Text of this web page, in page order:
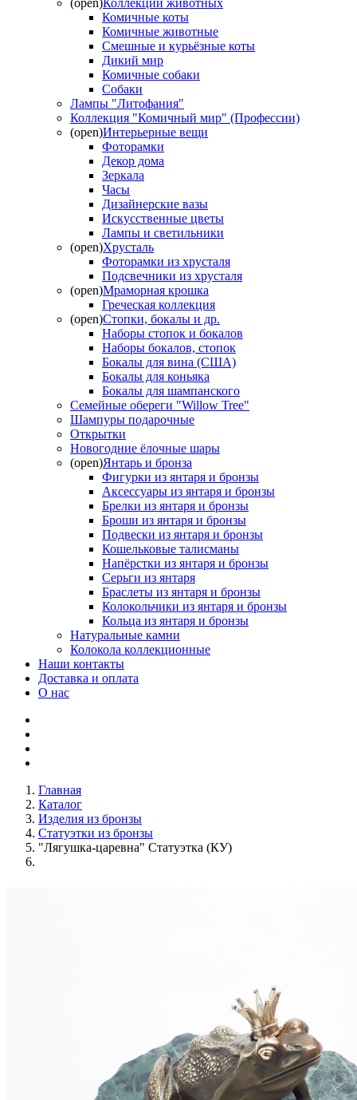
(open)Коллекции животных
Комичные коты
Комичные животные
Смешные и курьёзные коты
Дикий мир
Комичные собаки
Собаки
Лампы "Литофания"
Коллекция "Комичный мир" (Профессии)
(open)Интерьерные вещи
Фоторамки
Декор дома
Зеркала
Часы
Дизайнерские вазы
Искусственные цветы
Лампы и светильники
(open)Хрусталь
Фоторамки из хрусталя
Подсвечники из хрусталя
(open)Мраморная крошка
Греческая коллекция
(open)Стопки, бокалы и др.
Наборы стопок и бокалов
Наборы бокалов, стопок
Бокалы для вина (США)
Бокалы для коньяка
Бокалы для шампанского
Семейные обереги "Willow Tree"
Шампуры подарочные
Открытки
Новогодние ёлочные шары
(open)Янтарь и бронза
Фигурки из янтаря и бронзы
Аксессуары из янтаря и бронзы
Брелки из янтаря и бронзы
Броши из янтаря и бронзы
Подвески из янтаря и бронзы
Кошельковые талисманы
Напёрстки из янтаря и бронзы
Серьги из янтаря
Браслеты из янтаря и бронзы
Колокольчики из янтаря и бронзы
Кольца из янтаря и бронзы
Натуральные камни
Колокола коллекционные
Наши контакты
Доставка и оплата
О нас
Главная
Каталог
Изделия из бронзы
Статуэтки из бронзы
"Лягушка-царевна" Статуэтка (КУ)